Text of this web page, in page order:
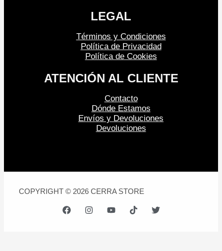
LEGAL
Términos y Condiciones
Política de Privacidad
Política de Cookies
ATENCIÓN AL CLIENTE
Contacto
Dónde Estamos
Envíos y Devoluciones
Devoluciones
COPYRIGHT © 2026 CERRA STORE